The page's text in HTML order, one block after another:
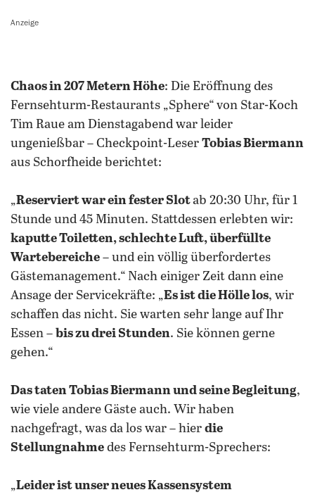
Anzeige
Chaos in 207 Metern Höhe: Die Eröffnung des
Fernsehturm-Restaurants „Sphere“ von Star-Koch
Tim Raue am Dienstagabend war leider
ungenießbar – Checkpoint-Leser Tobias Biermann
aus Schorfheide berichtet:
„Reserviert war ein fester Slotab 20:30 Uhr, für 1
Stunde und 45 Minuten. Stattdessen erlebten wir:
kaputte Toiletten, schlechte Luft, überfüllte
Wartebereiche – und ein völlig überfordertes
Gästemanagement.“ Nach einiger Zeit dann eine
Ansage der Servicekräfte: „Es ist die Hölle los, wir
schaffen das nicht. Sie warten sehr lange auf Ihr
Essen – bis zu drei Stunden. Sie können gerne
gehen.“
Das taten Tobias Biermann und seine Begleitung,
wie viele andere Gäste auch. Wir haben
nachgefragt, was da los war – hier die
Stellungnahme des Fernsehturm-Sprechers:
„Leider ist unser neues Kassensystem